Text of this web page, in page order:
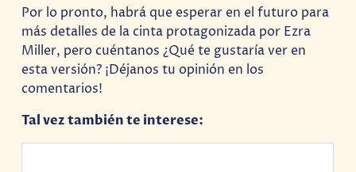
Por lo pronto, habrá que esperar en el futuro para
más detalles de la cinta protagonizada por Ezra
Miller, pero cuéntanos ¿Qué te gustaría ver en
esta versión? ¡Déjanos tu opinión en los
comentarios!
Tal vez también te interese: